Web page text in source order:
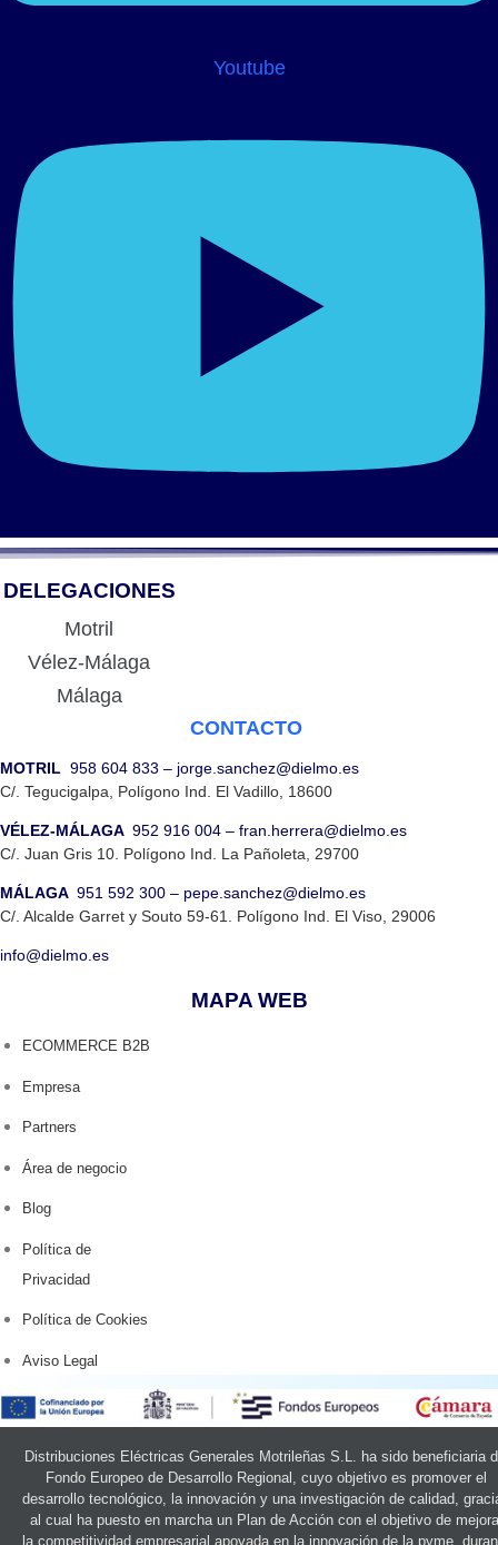
Youtube
DELEGACIONES
Motril
Vélez-Málaga
Málaga
CONTACTO
MOTRIL 958 604 833 – jorge.sanchez@dielmo.es
C/. Tegucigalpa, Polígono Ind. El Vadillo, 18600
VÉLEZ-MÁLAGA 952 916 004 – fran.herrera@dielmo.es
C/. Juan Gris 10. Polígono Ind. La Pañoleta, 29700
MÁLAGA 951 592 300 – pepe.sanchez@dielmo.es
C/. Alcalde Garret y Souto 59-61. Polígono Ind. El Viso, 29006
info@dielmo.es
MAPA WEB
ECOMMERCE B2B
Empresa
Partners
Área de negocio
Blog
Política de
Privacidad
Política de Cookies
Aviso Legal
Distribuciones Eléctricas Generales Motrileñas S.L. ha sido beneficiaria
Fondo Europeo de Desarrollo Regional, cuyo objetivo es promover el
desarrollo tecnológico, la innovación y una investigación de calidad,
al cual ha puesto en marcha un Plan de Acción con el objetivo de
la competitividad empresarial apoyada en la innovación de la pyme,